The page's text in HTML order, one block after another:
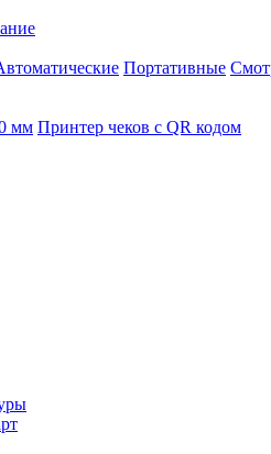
Портативные
мм Принтер чеков с QR кодом